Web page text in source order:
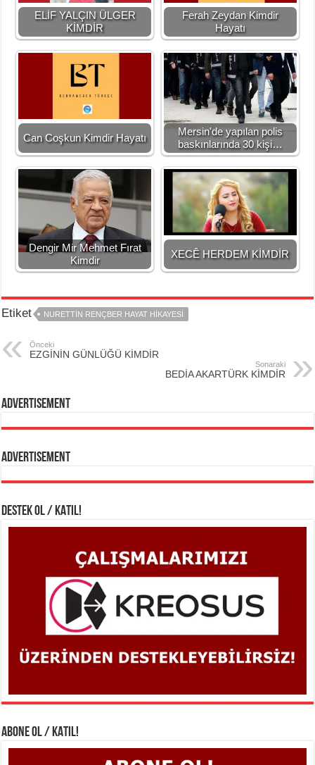
ELİF YALÇIN ÜLGER
KİMDİR
Ferah Zeydan Kimdir
Hayatı
Can Coşkun Kimdir Hayatı
Mersin'de yapılan polis
baskınlarında 30 kişi…
Dengir Mir Mehmet Fırat
Kimdir
XECÊ HERDEM KİMDİR
Etiket NURETTİN RENÇBER HAYAT HİKAYESİ
Önceki
EZGİNİN GÜNLÜĞÜ KİMDİR
Sonaraki
BEDİA AKARTÜRK KİMDİR
Advertisement
Advertisement
DESTEK OL / KATIL!
ABONE OL / KATIL!